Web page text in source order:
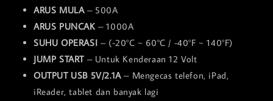
ARUS MULA– 500A
ARUS PUNCAK – 1000A
SUHU OPERASI – (-20°C ~ 60°C / -40°F ~ 140°F)
JUMP START – Untuk Kenderaan 12 Volt
OUTPUT USB 5V/2.1A– Mengecas telefon, iPad,
iReader, tablet dan banyak lagi